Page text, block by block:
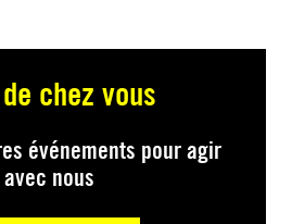
chez vous
événements pour agir
avec nous